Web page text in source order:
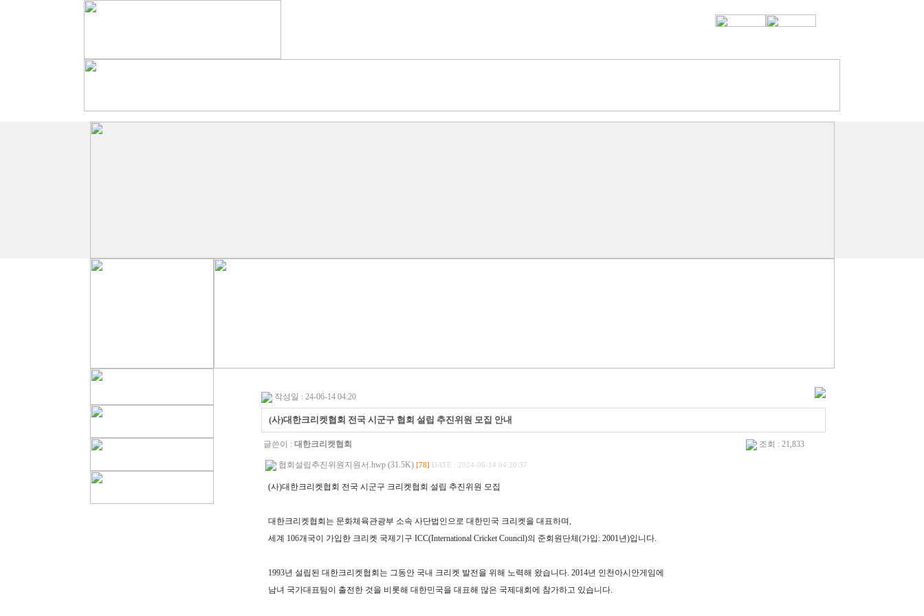
작성일 : 24-06-14 04:20
(사)대한크리켓협회 전국 시군구 협회 설립 추진위원 모집 안내
글쓴이 : 대한크리켓협회 조회 : 21,833
협회설립추진위원지원서.hwp (31.5K) [78] DATE : 2024-06-14 04:20:37
(사)대한크리켓협회 전국 시군구 크리켓협회 설립 추진위원 모집
대한크리켓협회는 문화체육관광부 소속 사단법인으로 대한민국 크리켓을 대표하며,
세계 106개국이 가입한 크리켓 국제기구 ICC(International Cricket Council)의 준회원단체 (가입 : 2001년)입니다.
1993년 설립된 대한크리켓협회는 그동안 국내 크리켓 발전을 위해 노력해 왔습니다. 2014년 인천아시안게임에
남녀 국가대표팀이 출전한 것을 비롯해 대한민국을 대표해 많은 국제대회에 참가하고 있습니다.